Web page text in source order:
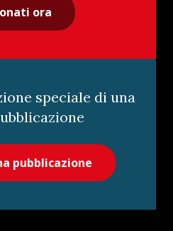
ora
speciale di una
pubblicazione